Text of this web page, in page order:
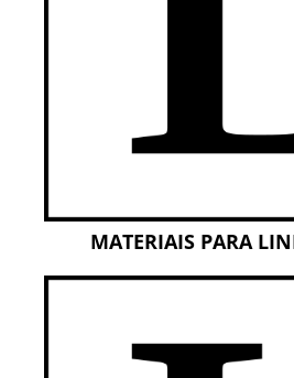
MATERIAIS PARA